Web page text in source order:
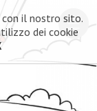
con il nostro sito.
dei cookie